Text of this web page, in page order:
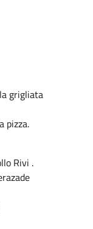
grigliata
pizza.
Rivi .